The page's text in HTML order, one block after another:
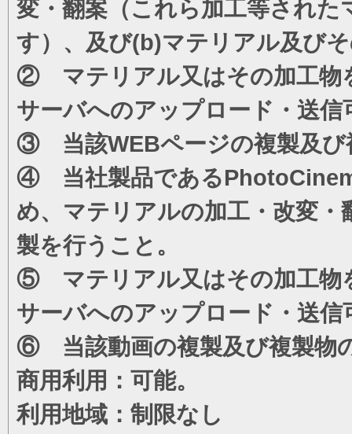
変・翻案（これら加工等され
す）、及び(b)マテリアル及び
② マテリアル又はその加工物
サーバへのアップロード・送信
③ 当該WEBページの複製及び
④ 当社製品である
め、マテリアルの加工・改変
製を行うこと。
⑤ マテリアル又はその加工物
サーバへのアップロード・送信
⑥ 当該動画の複製及び複製物
商用利用：可能。
利用地域：制限なし